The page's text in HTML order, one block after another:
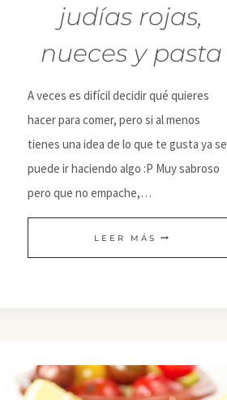
judías rojas,
nueces y pasta
A veces es difícil decidir qué quieres
hacer para comer, pero si al menos
tienes una idea de lo que te gusta ya se
puede ir haciendo algo :P Muy sabroso
pero que no empache,…
LEER MÁS ENSALADA
DE
ROJAS,